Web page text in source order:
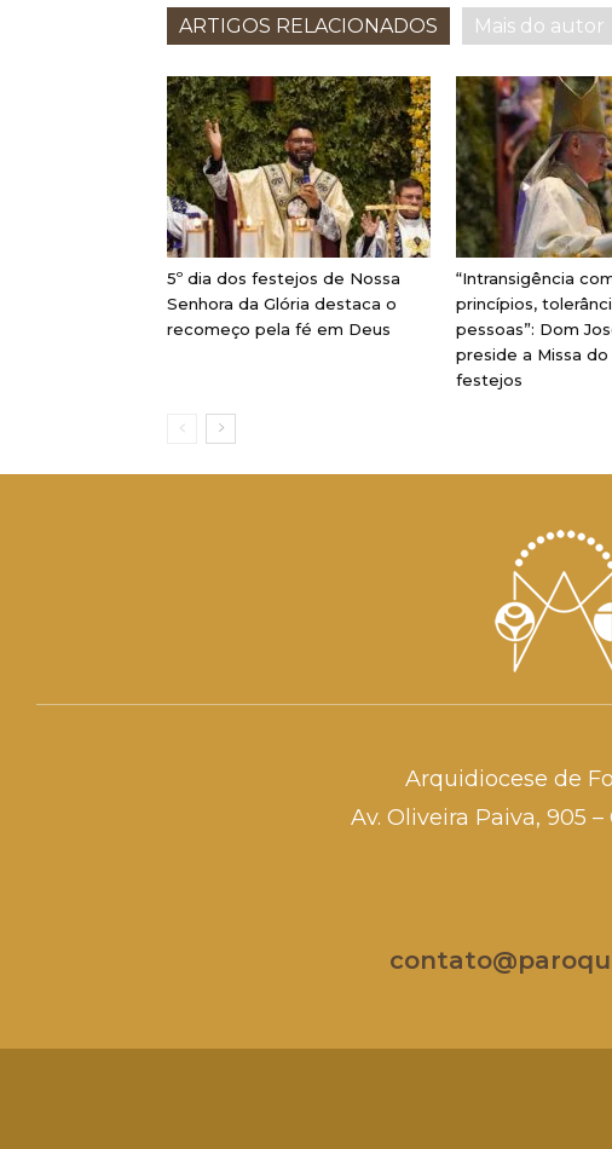
ARTIGOS RELACIONADOS Mais do autor
5º dia dos festejos de Nossa
Senhora da Glória destaca o
recomeço pela fé em Deus
“Intransigência
princípios,
pessoas”: Dom
preside a Missa do
festejos
Arquidiocese de
Av. Oliveira Paiva, 905